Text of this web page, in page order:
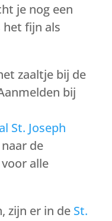
je nog een
het fijn als
zaaltje bij de
bij
St. Joseph
de
alle
zijn er in de St.